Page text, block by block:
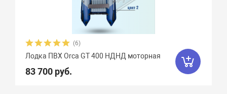
(6)
Лодка ПВХ Orca GT 400 НДНД моторная
83 700 руб.